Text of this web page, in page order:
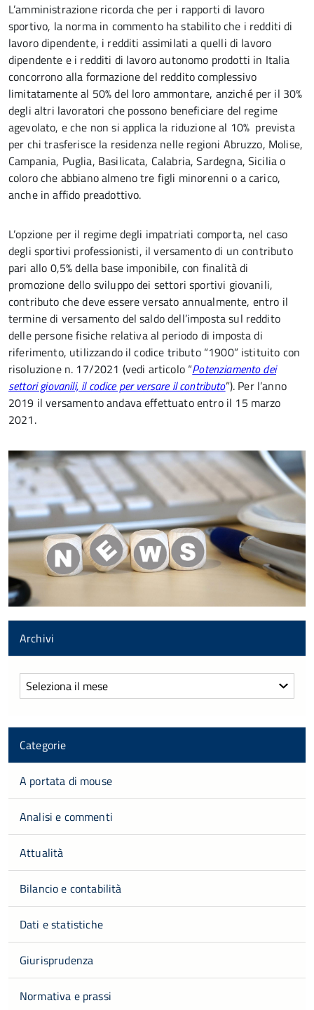
L’amministrazione ricorda che per i rapporti di lavoro
sportivo, la norma in commento ha stabilito che i redditi di
lavoro dipendente, i redditi assimilati a quelli di lavoro
dipendente e i redditi di lavoro autonomo prodotti in Italia
concorrono alla formazione del reddito complessivo
limitatamente al 50% del loro ammontare, anziché per il 30%
degli altri lavoratori che possono beneficiare del regime
agevolato, e che non si applica la riduzione al 10% prevista
per chi trasferisce la residenza nelle regioni Abruzzo, Molise,
Campania, Puglia, Basilicata, Calabria, Sardegna, Sicilia o
coloro che abbiano almeno tre figli minorenni o a carico,
anche in affido preadottivo.
L’opzione per il regime degli impatriati comporta, nel caso
degli sportivi professionisti, il versamento di un contributo
pari allo 0,5% della base imponibile, con finalità di
promozione dello sviluppo dei settori sportivi giovanili,
contributo che deve essere versato annualmente, entro il
termine di versamento del saldo dell’imposta sul reddito
delle persone fisiche relativa al periodo di imposta di
riferimento, utilizzando il codice tributo “1900” istituito con
risoluzione n. 17/2021 (vedi articolo “Potenziamento dei
settori giovanili, il codice per versare il contributo”). Per l’anno
2019 il versamento andava effettuato entro il 15 marzo
2021.
Archivi
Archivi
Categorie
A portata di mouse
Analisi e commenti
Attualità
Bilancio e contabilità
Dati e statistiche
Giurisprudenza
Normativa e prassi